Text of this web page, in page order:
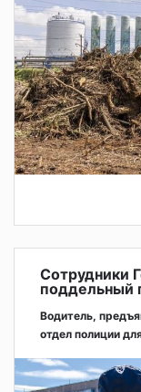
Сотрудники
поддельный
Водитель,
отдел полиции